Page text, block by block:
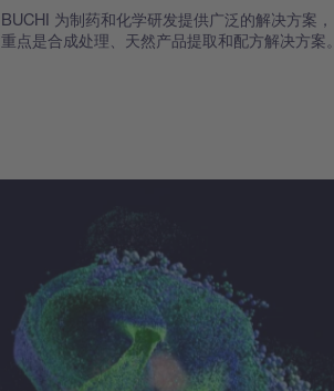
BUCHI 为制药和化学研发提供广泛的解决方案，
重点是合成处理、天然产品提取和配方解决方案。